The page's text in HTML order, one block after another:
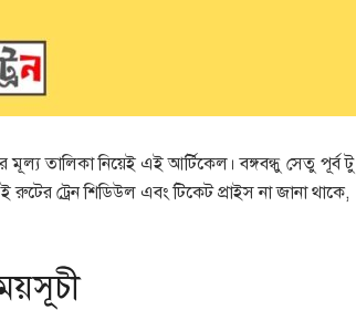
মূল্য তালিকা নিয়েই এই আর্টিকেল। বঙ্গবন্ধু সেতু পূর্ব টু
ট্রেন শিডিউল এবং টিকেট প্রাইস না জানা থাকে,